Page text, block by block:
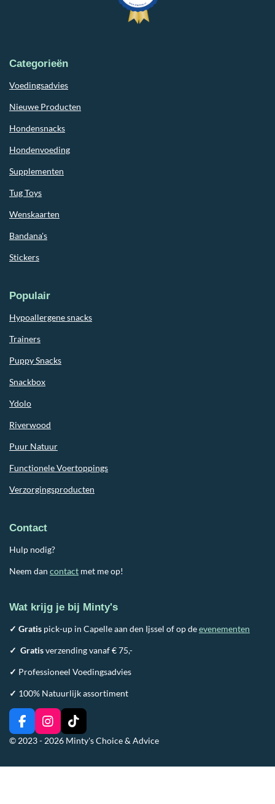
Categorieën
Voedingsadvies
Nieuwe Producten
Hondensnacks
Hondenvoeding
Supplementen
Tug Toys
Wenskaarten
Bandana's
Stickers
Populair
Hypoallergene snacks
Trainers
Puppy Snacks
Snackbox
Ydolo
Riverwood
Puur Natuur
Functionele Voertoppings
Verzorgingsproducten
Contact
Hulp nodig?
Neem dan contact met me op!
Wat krijg je bij Minty's
✓ Gratis pick-up in Capelle aan den Ijssel of op deevenementen
✓ Gratisverzending vanaf € 75,-
✓ Professioneel Voedingsadvies
✓ 100% Natuurlijk assortiment
F
a
I
n
T
i
© 2023 - 2026 Minty's Choice & Advice